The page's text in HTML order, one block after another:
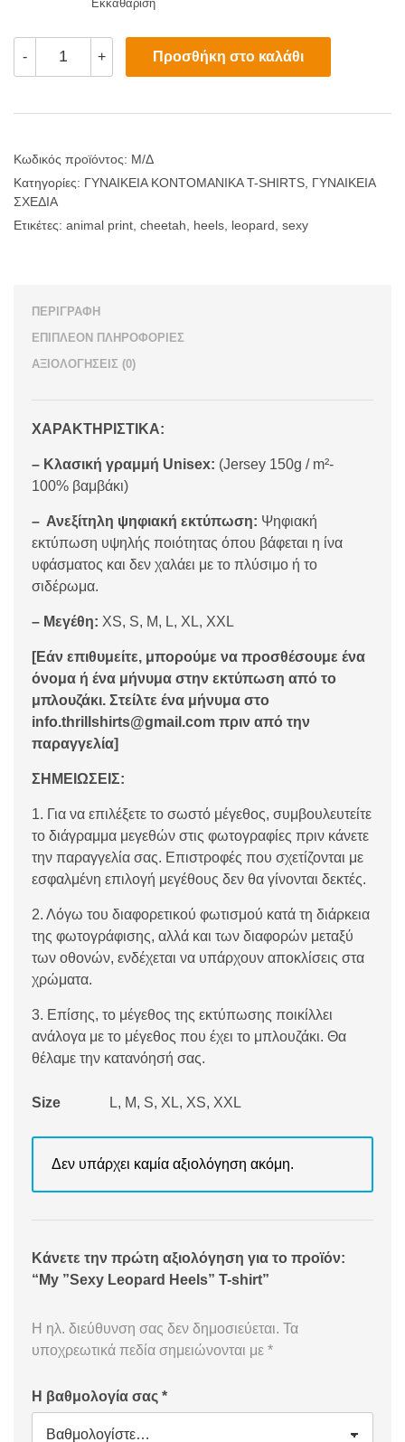
Εκκαθάριση
-
''Sexy
Leopard
+ Προσθήκη στο καλάθι
Κωδικός προϊόντος: Μ/Δ
Κατηγορίες: ΓΥΝΑΙΚΕΙΑ ΚΟΝΤΟΜΑΝΙΚΑ T-SHIRTS ΓΥΝΑΙΚΕΙΑ
ΣΧΕΔΙΑ
Ετικέτες: animal print cheetah heels leopard sexy
ΠΕΡΙΓΡΑΦΉ
ΕΠΙΠΛΈΟΝ ΠΛΗΡΟΦΟΡΊΕΣ
ΑΞΙΟΛΟΓΉΣΕΙΣ (0)
ΧΑΡΑΚΤΗΡΙΣΤΙΚΑ:
– Κλασική γραμμή Unisex: (Jersey 150g / m²-
100% βαμβάκι)
– Ανεξίτηλη ψηφιακή εκτύπωση: Ψηφιακή
εκτύπωση υψηλής ποιότητας όπου βάφεται η ίνα
υφάσματος και δεν χαλάει με το πλύσιμο ή το
σιδέρωμα.
– Μεγέθη: XS, S, M, L, XL, XXL
[Εάν επιθυμείτε, μπορούμε να προσθέσουμε ένα
όνομα ή ένα μήνυμα στην εκτύπωση από το
μπλουζάκι. Στείλτε ένα μήνυμα στο
info.thrillshirts@gmail.com πριν από την
παραγγελία]
ΣΗΜΕΙΩΣΕΙΣ:
1. Για να επιλέξετε το σωστό μέγεθος, συμβουλευτείτε
το διάγραμμα μεγεθών στις φωτογραφίες πριν κάνετε
την παραγγελία σας. Επιστροφές που σχετίζονται με
εσφαλμένη επιλογή μεγέθους δεν θα γίνονται δεκτές.
2. Λόγω του διαφορετικού φωτισμού κατά τη διάρκεια
της φωτογράφισης, αλλά και των διαφορών μεταξύ
των οθονών, ενδέχεται να υπάρχουν αποκλίσεις στα
χρώματα.
3. Επίσης, το μέγεθος της εκτύπωσης ποικίλλει
ανάλογα με το μέγεθος που έχει το μπλουζάκι. Θα
θέλαμε την κατανόησή σας.
Size L, M, S, XL, XS, XXL
Δεν υπάρχει καμία αξιολόγηση ακόμη.
Κάνετε την πρώτη αξιολόγηση για το προϊόν:
“My ”Sexy Leopard Heels” T-shirt”
Η ηλ. διεύθυνση σας δεν δημοσιεύεται. Τα
υποχρεωτικά πεδία σημειώνονται με *
Η βαθμολογία σας *